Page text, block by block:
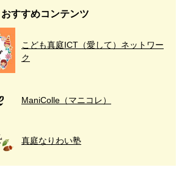
おすすめコンテンツ
こども真庭ICT（愛して）ネットワー
ク
ManiColle（マニコレ）
真庭なりわい塾